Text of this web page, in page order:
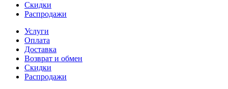
Скидки
Распродажи
Услуги
Оплата
Доставка
Возврат и обмен
Скидки
Распродажи